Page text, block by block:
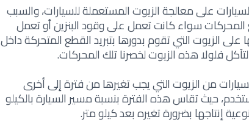
على معالجة الزيوت المستعملة للسيارات، والسبب
سواء كانت تعمل على وقود البنزين أو تعمل
الزيوت التي تقوم بدورها بتبريد القطع المتحركة داخل
فلولا هذه الزيوت لخصرنا تلك المحركات.
من الزيوت التي يجب تغيرها من فترة إلى أخرى
حيث تقاس هذه الفترة بنسبة مسير السيارة بالكيلو
إنتاجها بضرورة تغيره بعد كيلو متر.